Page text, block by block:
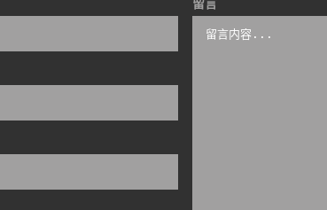
留言